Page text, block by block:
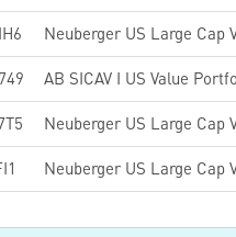
AB SICAV I US Value